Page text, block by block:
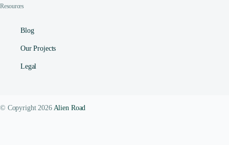
Resources
Blog
Our Projects
Legal
© Copyright 2026 Alien Road